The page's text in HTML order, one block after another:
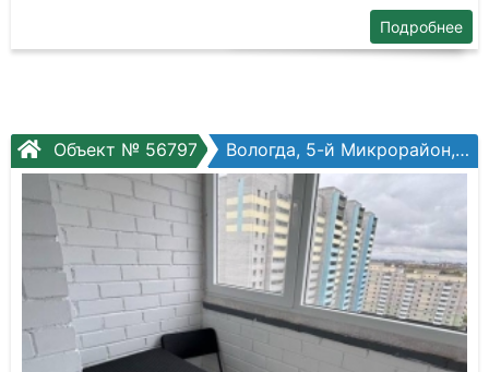
Подробнее
Объект № 56797 Вологда, 5-й Микрорайон, Архангельская ул, №12